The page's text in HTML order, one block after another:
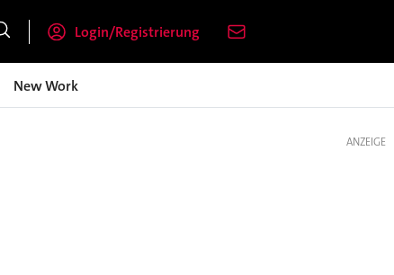
Login/Registrierung
New Work
ANZEIGE